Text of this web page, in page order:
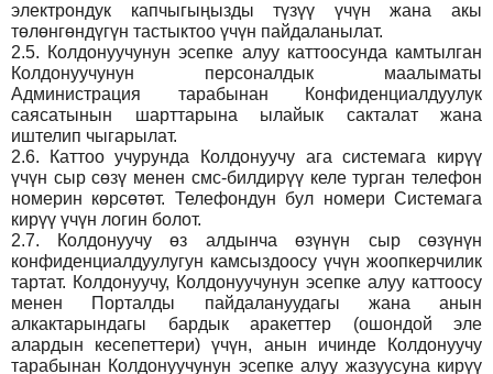
электрондук капчыгыңызды түзүү үчүн жана акы
төлөнгөндүгүн тастыктоо үчүн пайдаланылат.
2.5. Колдонуучунун эсепке алуу каттоосунда камтылган
Колдонуучунун персоналдык маалыматы
Администрация тарабынан Конфиденциалдуулук
саясатынын шарттарына ылайык сакталат жана
иштелип чыгарылат.
2.6.
Каттоо учурунда Колдонуучу ага системага кирүү
үчүн сыр сөзү менен смс-билдирүү келе турган телефон
номерин көрсөтөт. Телефондун бул номери Системага
кирүү үчүн логин болот.
2.7.
Колдонуучу өз алдынча өзүнүн сыр сөзүнүн
конфиденциалдуулугун камсыздоосу үчүн жоопкерчилик
тартат. Колдонуучу, Колдонуучунун эсепке алуу каттоосу
менен Порталды пайдалануудагы жана анын
алкактарындагы бардык аракеттер (ошондой эле
алардын кесепеттери) үчүн, анын ичинде Колдонуучу
тарабынан Колдонуучунун эсепке алуу жазуусуна кирүү